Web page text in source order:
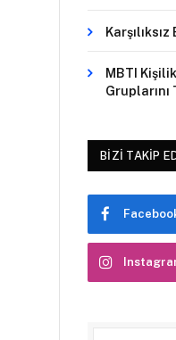
MBTI
BIZI TAKIP